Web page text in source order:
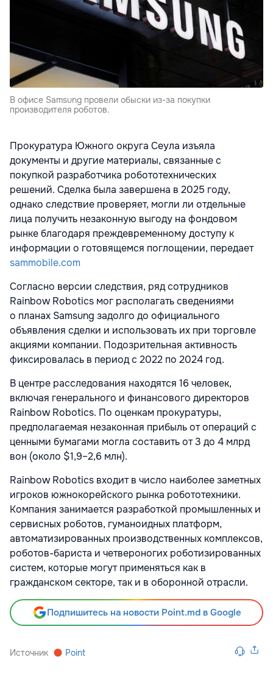
В офисе Samsung провели обыски из-за покупки
производителя роботов.
Прокуратура Южного округа Сеула изъяла
документы и другие материалы, связанные с
покупкой разработчика робототехнических
решений. Сделка была завершена в 2025 году,
однако следствие проверяет, могли ли отдельные
лица получить незаконную выгоду на фондовом
рынке благодаря преждевременному доступу к
информации о готовящемся поглощении, передает
sammobile.com
Согласно версии следствия, ряд сотрудников
Rainbow Robotics мог располагать сведениями
о планах Samsung задолго до официального
объявления сделки и использовать их при торговле
акциями компании. Подозрительная активность
фиксировалась в период с 2022 по 2024 год.
В центре расследования находятся 16 человек,
включая генерального и финансового директоров
Rainbow Robotics. По оценкам прокуратуры,
предполагаемая незаконная прибыль от операций с
ценными бумагами могла составить от 3 до 4 млрд
вон (около $1,9–2,6 млн).
Rainbow Robotics входит в число наиболее заметных
игроков южнокорейского рынка робототехники.
Компания занимается разработкой промышленных и
сервисных роботов, гуманоидных платформ,
автоматизированных производственных комплексов,
роботов-бариста и четвероногих роботизированных
систем, которые могут применяться как в
гражданском секторе, так и в оборонной отрасли.
Подпишитесь на новости Point.md в Google
Источник Point